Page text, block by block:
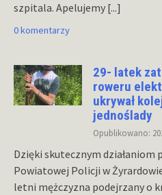
szpitala. Apelujemy [...]
0 komentarzy
29- latek
roweru
ukrywał
jednoślady
Opublikowano:
Dzięki skutecznym
Powiatowej Policji w
letni mężczyzna podejrzany o